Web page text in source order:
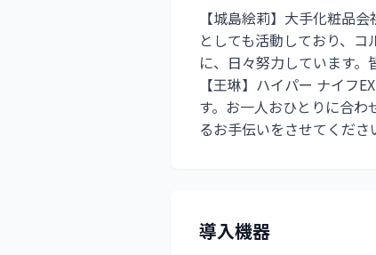
【城島絵莉】大手化粧品
としても活動しており、
に、日々努力しています。
【王琳】ハイパー ナイフ
す。お一人おひとりに合
るお手伝いをさせてくだ
導入機器